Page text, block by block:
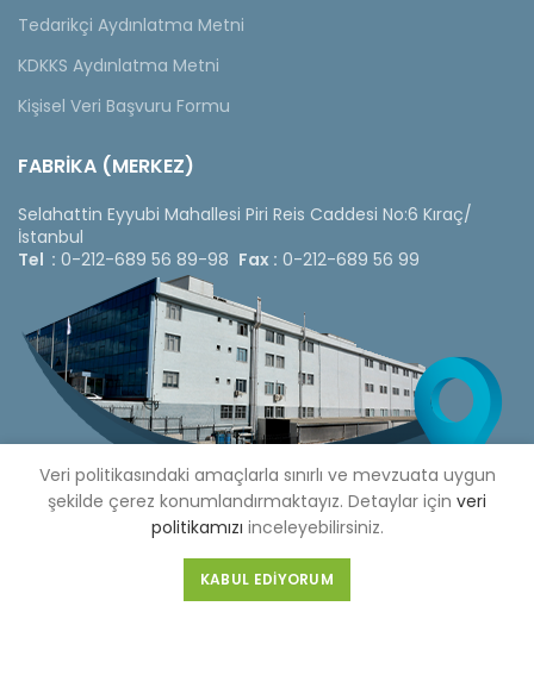
Tedarikçi Aydınlatma Metni
KDKKS Aydınlatma Metni
Kişisel Veri Başvuru Formu
FABRİKA (MERKEZ)
Selahattin Eyyubi Mahallesi Piri Reis Caddesi No:6 Kıraç/
İstanbul
Tel : 0-212-689 56 89-98 Fax : 0-212-689 56 99
Veri politikasındaki amaçlarla sınırlı ve mevzuata uygun
şekilde çerez konumlandırmaktayız. Detaylar için veri
politikamızı inceleyebilirsiniz.
KABUL EDIYORUM